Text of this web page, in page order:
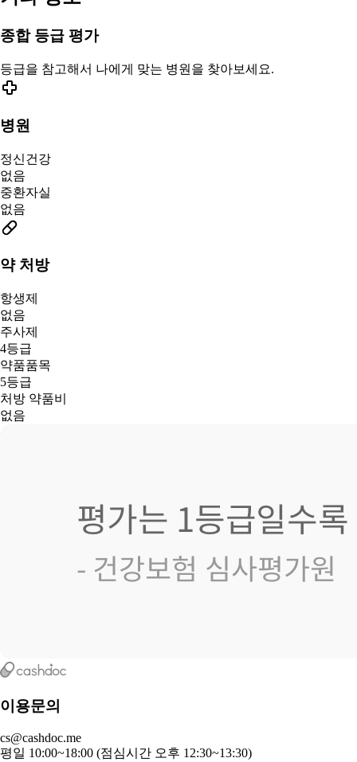
종합 등급 평가
등급을 참고해서 나에게 맞는 병원을 찾아보세요.
병원
정신건강
없음
중환자실
없음
약 처방
항생제
없음
주사제
4등급
약품품목
5등급
처방 약품비
없음
이용문의
cs@cashdoc.me
평일 10:00~18:00 (점심시간 오후 12:30~13:30)